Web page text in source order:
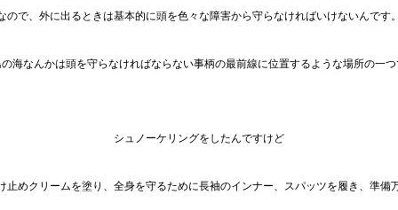
ので、外に出るときは基本的に頭を色々な障害から守らなければいけないんです。
海なんかは頭を守らなければならない事柄の最前線に位置するような場所の一つ
シュノーケリングをしたんですけど
止めクリームを塗り、全身を守るために長袖のインナー、スパッツを履き、準備